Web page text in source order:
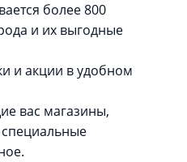
более 800
и их выгодные
и акции в удобном
вас магазины,
специальные